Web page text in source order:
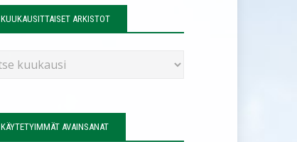
KUUKAUSITTAISET ARKISTOT
KÄYTETYIMMÄT AVAINSANAT